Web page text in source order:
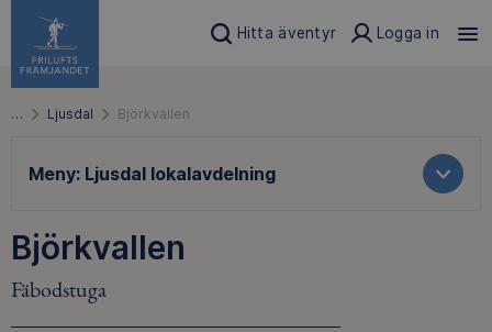
Hitta äventyr Logga in
… Ljusdal Björkvallen
Meny: Ljusdal lokalavdelning
Björkvallen
Fäbodstuga